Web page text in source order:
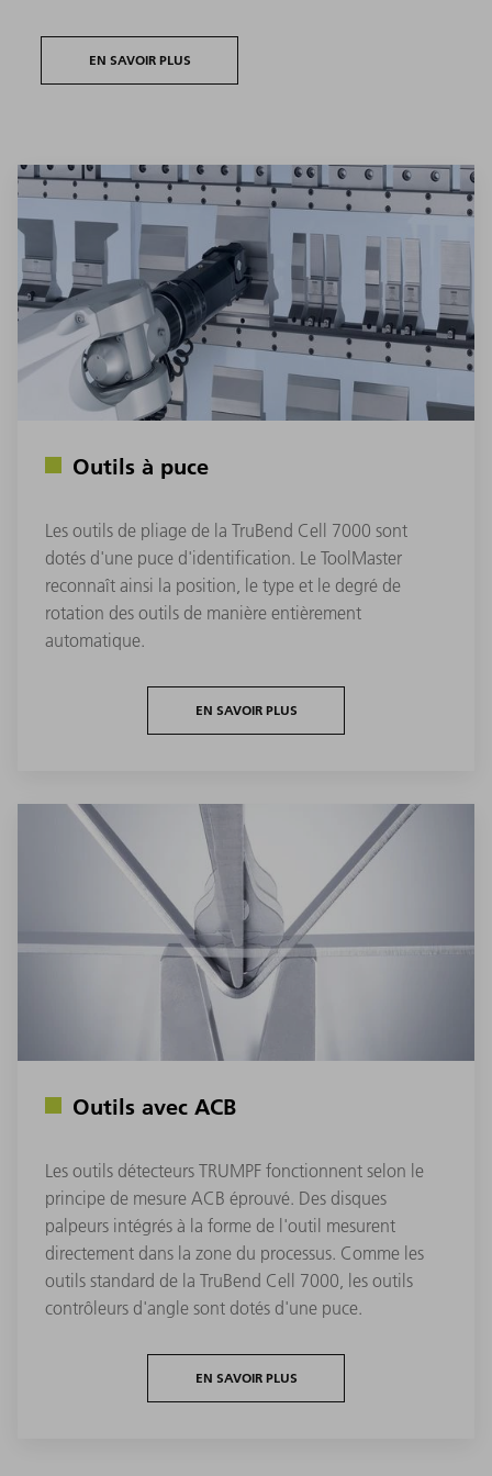
EN SAVOIR PLUS
Outils à puce
Les outils de pliage de la TruBend Cell 7000 sont
dotés d'une puce d'identification. Le ToolMaster
reconnaît ainsi la position, le type et le degré de
rotation des outils de manière entièrement
automatique.
EN SAVOIR PLUS
Outils avec ACB
Les outils détecteurs TRUMPF fonctionnent selon le
principe de mesure ACB éprouvé. Des disques
palpeurs intégrés à la forme de l'outil mesurent
directement dans la zone du processus. Comme les
outils standard de la TruBend Cell 7000, les outils
contrôleurs d'angle sont dotés d'une puce.
EN SAVOIR PLUS